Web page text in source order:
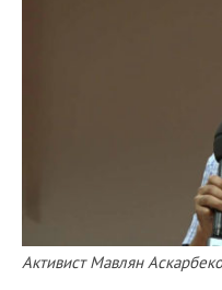
Активист Мавлян